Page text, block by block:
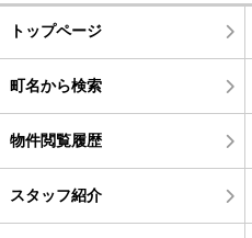
トップページ
町名から検索
物件閲覧履歴
スタッフ紹介